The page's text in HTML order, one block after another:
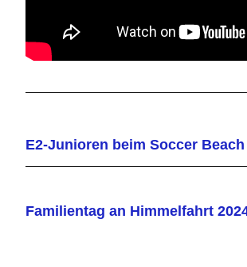
E2-Junioren beim Soccer Beach
Familientag an Himmelfahrt